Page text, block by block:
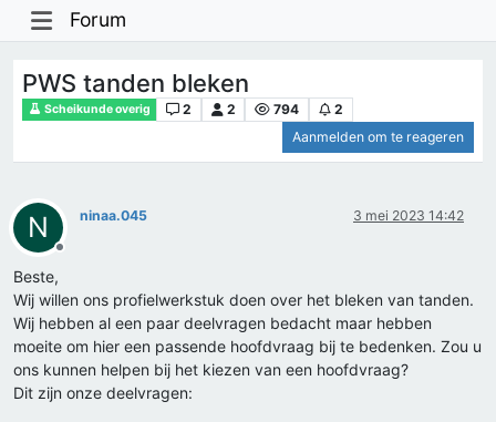
Forum
PWS tanden bleken
Scheikunde overig 2 2 794
2
Aanmelden om te reageren
N
Offline
ninaa.045 3 mei 2023 14:42
Beste,
Wij willen ons profielwerkstuk doen over het bleken van tanden.
Wij hebben al een paar deelvragen bedacht maar hebben
moeite om hier een passende hoofdvraag bij te bedenken. Zou u
ons kunnen helpen bij het kiezen van een hoofdvraag?
Dit zijn onze deelvragen: